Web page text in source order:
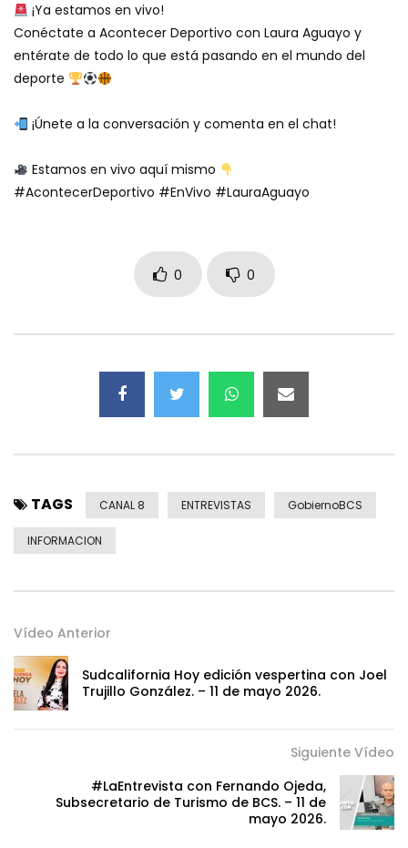
¡Ya estamos en vivo!
Conéctate a Acontecer Deportivo con Laura Aguayo y
entérate de todo lo que está pasando en el mundo del
deporte
¡Únete a la conversación y comenta en el chat!
Estamos en vivo aquí mismo
#AcontecerDeportivo #EnVivo #LauraAguayo
0 0
TAGS CANAL 8 ENTREVISTAS GobiernoBCS
INFORMACION
Vídeo Anterior
Sudcalifornia Hoy edición vespertina con Joel
Trujillo González. – 11 de mayo 2026.
Siguiente Vídeo
#LaEntrevista con Fernando Ojeda,
Subsecretario de Turismo de BCS. – 11 de
mayo 2026.